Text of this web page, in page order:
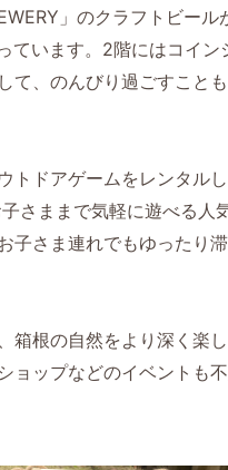
」のクラフトビール
ています。2階にはコイン
て、のんびり過ごすこと
トドアゲームをレンタル
さままで気軽に遊べる人
子さま連れでもゆったり
箱根の自然をより深く楽
ョップなどのイベントも